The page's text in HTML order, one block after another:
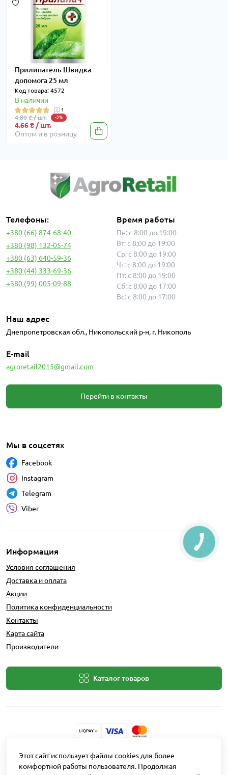
Прилипатель Швидка
допомога 25 мл
Код товара: 4572
В наличии
1
4.80 ₴ / шт. -3%
4.66 ₴ / шт.
Оптом и в розницу
Телефоны:
+380 (66) 874-68-40
+380 (98) 132-05-74
+380 (63) 640-59-36
+380 (44) 333-69-36
+380 (99) 005-09-88
Время работы
Пн: с 8:00 до 19:00
Вт: с 8:00 до 19:00
Ср: с 8:00 до 19:00
Чт: с 8:00 до 19:00
Пт: с 8:00 до 19:00
Сб: с 8:00 до 17:00
Вс: с 8:00 до 17:00
Наш адрес
Днепропетровская обл., Никопольский р-н, г. Никополь
E-mail
agroretail2015@gmail.com
Перейти в контакты
Информация
Условия соглашения
Доставка и оплата
Акции
Политика конфиденциальности
Контакты
Карта сайта
Производители
Каталог товаров
Мы в соцсетях
Facebook
Instagram
Telegram
Viber
Разработчик: Intent Solutions
Этот сайт использует файлы cookies для более
комфортной работы пользователя. Продолжая